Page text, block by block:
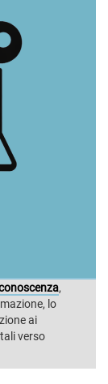
,
lo
ai
verso